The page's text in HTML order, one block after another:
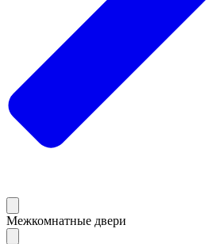
Межкомнатные двери